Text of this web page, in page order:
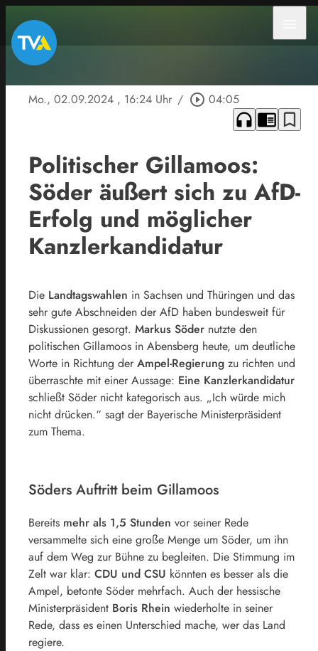
Mo., 02.09.2024 , 16:24 Uhr / play_circle_outline 04:05
headphones chrome_reader_mode bookmark_border
Politischer Gillamoos:
Söder äußert sich zu AfD-
Erfolg und möglicher
Kanzlerkandidatur
Die Landtagswahlen in Sachsen und Thüringen und das
sehr gute Abschneiden der AfD haben bundesweit für
Diskussionen gesorgt. Markus Söder nutzte den
politischen Gillamoos in Abensberg heute, um deutliche
Worte in Richtung der Ampel-Regierung zu richten und
überraschte mit einer Aussage: Eine Kanzlerkandidatur
schließt Söder nicht kategorisch aus. „Ich würde mich
nicht drücken.“ sagt der Bayerische Ministerpräsident
zum Thema.
Söders Auftritt beim Gillamoos
Bereits mehr als 1,5 Stunden vor seiner Rede
versammelte sich eine große Menge um Söder, um ihn
auf dem Weg zur Bühne zu begleiten. Die Stimmung im
Zelt war klar: CDU und CSU könnten es besser als die
Ampel, betonte Söder mehrfach. Auch der hessische
Ministerpräsident Boris Rhein wiederholte in seiner
Rede, dass es einen Unterschied mache, wer das Land
regiere.